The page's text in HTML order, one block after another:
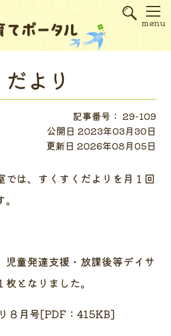
menu
より
記事番号： 29-109
公開日 2023年03月30日
更新日 2026年08月05日
では、すくすくだよりを月１回
児童発達支援・放課後等デイサ
となりました。
８月号[PDF：415KB]